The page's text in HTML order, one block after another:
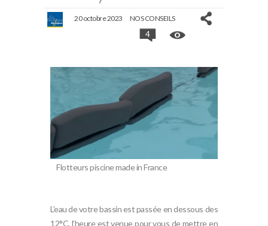
20 octobre 2023 NOS CONSEILS
4
Flotteurs piscine made in France
L’eau de votre bassin est passée en dessous des
12°C, l’heure est venue pour vous de mettre en